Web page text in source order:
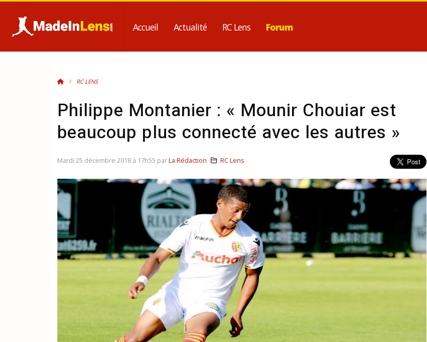
Accueil Actualité RC Lens Forum
RC LENS
Philippe Montanier : « Mounir Chouiar est
beaucoup plus connecté avec les autres »
Mardi 25 décembre 2018 à 17h55 parLa Rédaction RC Lens